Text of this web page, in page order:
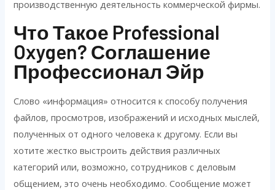
производственную деятельность коммерческой фирмы.
Что Такое Professional
Oxygen? Соглашение
Профессионал Эйр
Слово «информация» относится к способу получения
файлов, просмотров, изображений и исходных мыслей,
полученных от одного человека к другому. Если вы
хотите жестко выстроить действия различных
категорий или, возможно, сотрудников с деловым
общением, это очень необходимо. Сообщение может